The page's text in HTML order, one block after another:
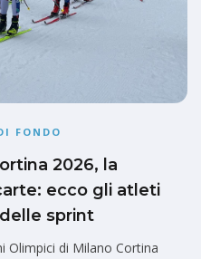
FONDO
2026, la
ecco gli atleti
sprint
Olimpici di Milano Cortina